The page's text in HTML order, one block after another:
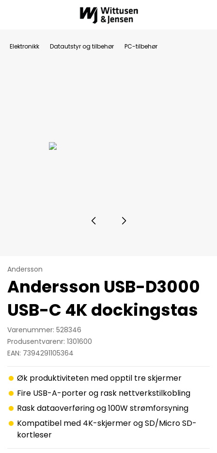
Elektronikk Datautstyr og tilbehør PC-tilbehør
Andersson
Andersson USB-D3000
USB-C 4K dockingstas
Varenummer: 528346
Produsentvarenr: 1301600
EAN: 7394291105364
Øk produktiviteten med opptil tre skjermer
Fire USB-A-porter og rask nettverkstilkobling
Rask dataoverføring og 100W strømforsyning
Kompatibel med 4K-skjermer og SD/Micro SD-
kortleser